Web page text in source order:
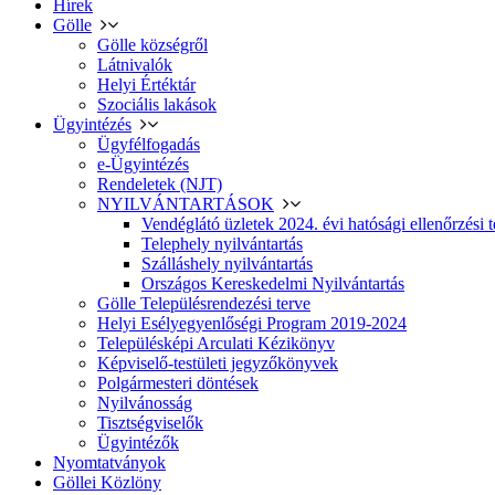
Hírek
Gölle
Gölle községről
Látnivalók
Helyi Értéktár
Szociális lakások
Ügyintézés
Ügyfélfogadás
e-Ügyintézés
Rendeletek (NJT)
NYILVÁNTARTÁSOK
Vendéglátó üzletek 2024. évi hatósági ellenőrzési
Telephely nyilvántartás
Szálláshely nyilvántartás
Országos Kereskedelmi Nyilvántartás
Gölle Településrendezési terve
Helyi Esélyegyenlőségi Program 2019-2024
Településképi Arculati Kézikönyv
Képviselő-testületi jegyzőkönyvek
Polgármesteri döntések
Nyilvánosság
Tisztségviselők
Ügyintézők
Nyomtatványok
Göllei Közlöny